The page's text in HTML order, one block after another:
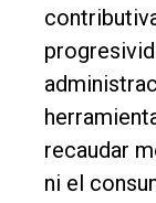
recaudar
ni el